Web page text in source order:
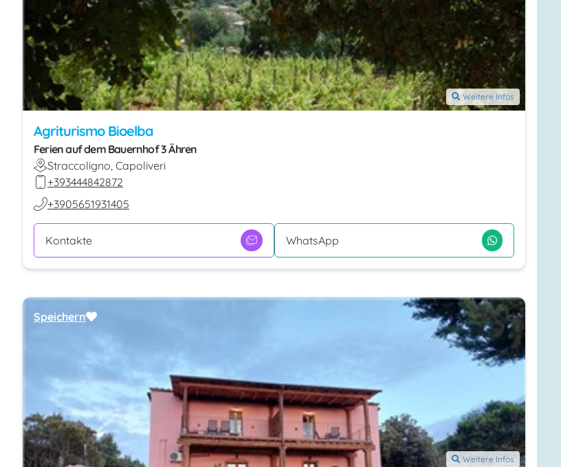
Weitere Infos
Agriturismo Bioelba
Ferien auf dem Bauernhof 3 Ähren
Straccoligno, Capoliveri
+393444842872
+3905651931405
Kontakte WhatsApp
Weitere Infos
Speichern